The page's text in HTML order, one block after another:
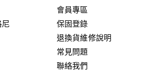
會員專區
保固登錄
退換貨維修說明
常見問題
聯絡我們